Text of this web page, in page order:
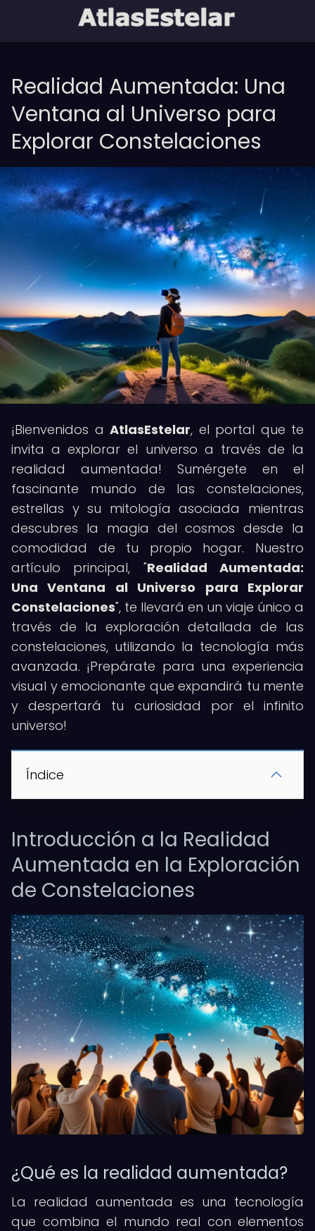
Realidad Aumentada: Una
Ventana al Universo para
Explorar Constelaciones
¡Bienvenidos a AtlasEstelar, el portal que te
invita a explorar el universo a través de la
realidad aumentada! Sumérgete en el
fascinante mundo de las constelaciones,
estrellas y su mitología asociada mientras
descubres la magia del cosmos desde la
comodidad de tu propio hogar. Nuestro
artículo principal, "Realidad Aumentada:
Una Ventana al Universo para Explorar
Constelaciones", te llevará en un viaje único a
través de la exploración detallada de las
constelaciones, utilizando la tecnología más
avanzada. ¡Prepárate para una experiencia
visual y emocionante que expandirá tu mente
y despertará tu curiosidad por el infinito
universo!
Índice
Introducción a la Realidad
Aumentada en la Exploración
de Constelaciones
¿Qué es la realidad aumentada?
La realidad aumentada es una tecnología
que combina el mundo real con elementos